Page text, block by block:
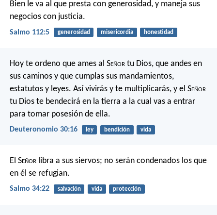
Bien le va al que presta con generosidad, y maneja sus
negocios con justicia.
Salmo 112:5 generosidad misericordia honestidad
Hoy te ordeno que ames al Señor tu Dios, que andes en
sus caminos y que cumplas sus mandamientos,
estatutos y leyes. Así vivirás y te multiplicarás, y el Señor
tu Dios te bendecirá en la tierra a la cual vas a entrar
para tomar posesión de ella.
Deuteronomio 30:16 ley bendición vida
El Señor libra a sus siervos; no serán condenados los que
en él se refugian.
Salmo 34:22 salvación vida protección